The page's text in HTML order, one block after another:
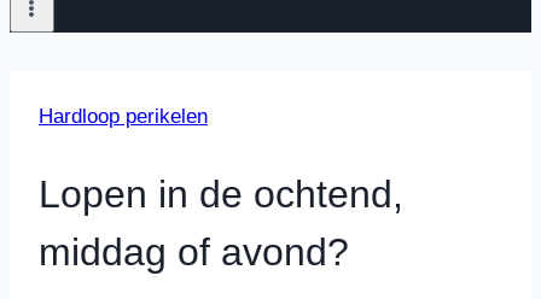
Hardloop perikelen
Lopen in de ochtend,
middag of avond?